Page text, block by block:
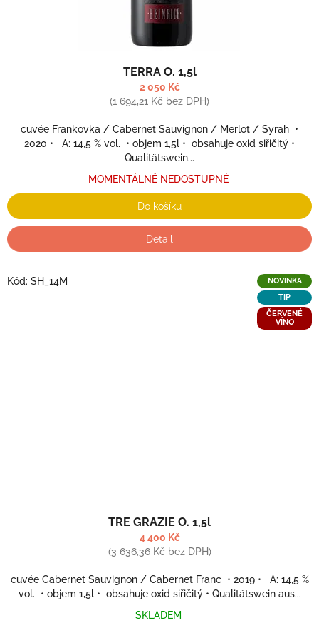
TERRA O. 1,5l
2 050 Kč
(1 694,21 Kč bez DPH)
cuvée Frankovka / Cabernet Sauvignon / Merlot / Syrah •
2020 • A: 14,5 % vol. • objem 1,5l • obsahuje oxid siřičitý •
Qualitätswein...
MOMENTÁLNĚ NEDOSTUPNÉ
Do košíku
Detail
NOVINKA
TIP
ČERVENÉ
VÍNO
TRE GRAZIE O. 1,5l
4 400 Kč
(3 636,36 Kč bez DPH)
cuvée Cabernet Sauvignon / Cabernet Franc • 2019 • A: 14,5 %
vol. • objem 1,5l • obsahuje oxid siřičitý • Qualitätswein aus...
SKLADEM
Kód: SH_14M